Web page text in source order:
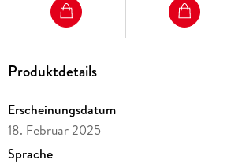
Produktdetails
Erscheinungsdatum
18. Februar 2025
Sprache